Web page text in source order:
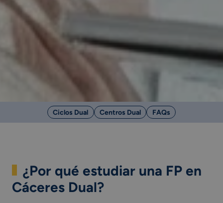
Ciclos Dual Centros Dual FAQs
¿Por qué estudiar una FP en
Cáceres Dual?